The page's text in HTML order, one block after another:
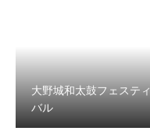
大野城和太鼓フェスティ
バル